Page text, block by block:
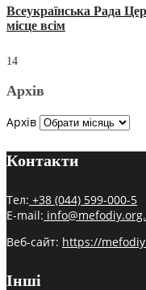
Всеукраїнська Рада
місце всім
14
Архів
Архів
Контакти
Тел: +38 (044) 599-000-5
E-mail:
Веб-сайт: https://
Інші